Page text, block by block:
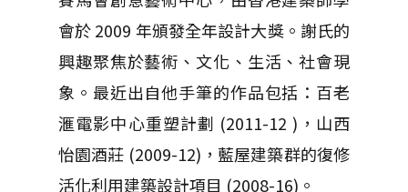
會於 2009 年頒發全年設計大獎。謝氏的
興趣聚焦於藝術、文化、生活、社會現
象。最近出自他手筆的作品包括：百老
滙電影中心重塑計劃 (2011-12 )，山西
怡園酒莊 (2009-12)，藍屋建築群的復修
活化利用建築設計項目 (2008-16)。